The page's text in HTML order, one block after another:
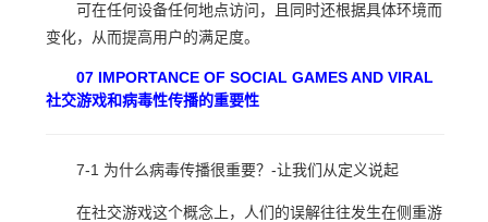
可在任何设备任何地点访问，且同时还根据具体环境而
变化，从而提高用户的满足度。
07 IMPORTANCE OF SOCIAL GAMES AND VIRAL
社交游戏和病毒性传播的重要性
7-1 为什么病毒传播很重要？-让我们从定义说起
在社交游戏这个概念上，人们的误解往往发生在侧重游